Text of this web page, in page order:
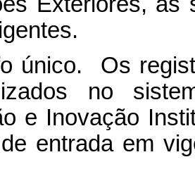
único. Os
no
e Inovação
entrada em